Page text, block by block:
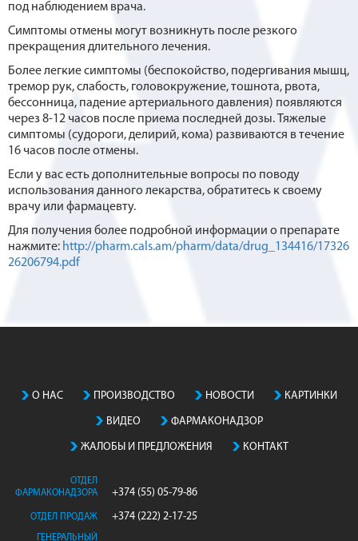
под наблюдением врача.
Симптомы отмены могут возникнуть после резкого
прекращения длительного лечения.
Более легкие симптомы (беспокойство, подергивания мышц,
тремор рук, слабость, головокружение, тошнота, рвота,
бессонница, падение артериального давления) появляются
через 8-12 часов после приема последней дозы. Тяжелые
симптомы (судороги, делирий, кома) развиваются в течение
16 часов после отмены.
Если у вас есть дополнительные вопросы по поводу
использования данного лекарства, обратитесь к своему
врачу или фармацевту.
Для получения более подробной информации о препарате
нажмите: http://pharm.cals.am/pharm/data/drug_134416/17326
26206794.pdf
О НАС ПРОИЗВОДСТВO НОВОСТИ КАРТИНКИ
ВИДЕО ФАРМАКОНАДЗОР
ЖАЛОБЫ И ПРЕДЛОЖЕНИЯ КОНТАКТ
ОТДЕЛ
ФАРМАКОНАДЗОРА
+374 (55) 05-79-86
ОТДЕЛ ПРОДАЖ +374 (222) 2-17-25
ГЕНЕРАЛЬНЫЙ